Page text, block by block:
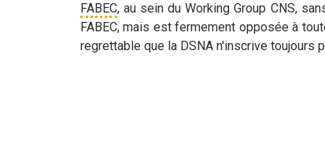
FABEC, au sein du Working Group CNS,
FABEC, mais est fermement opposée à
regrettable que la DSNA n'inscrive toujours